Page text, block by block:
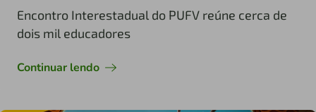
Encontro Interestadual do PUFV reúne cerca de
dois mil educadores
Continuar lendo